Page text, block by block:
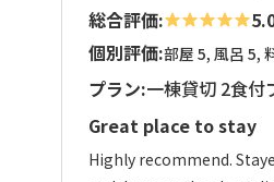
総合評価:
個別評価:部屋 5, 風呂 5,
プラン:一棟貸切 2食付
Great place to stay
Highly recommend.